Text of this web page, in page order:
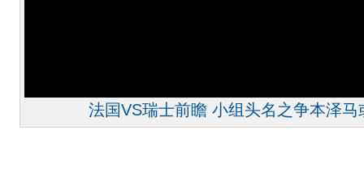
法国VS瑞士前瞻 小组头名之争本泽马